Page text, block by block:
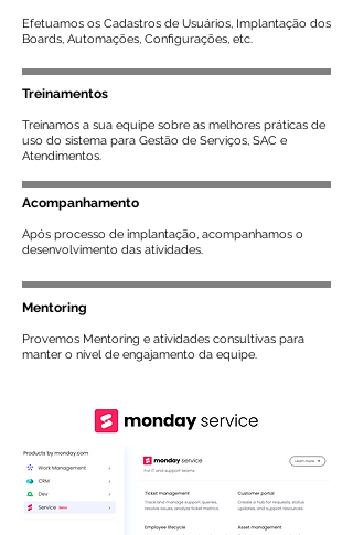
Efetuamos os Cadastros de Usuários, Implantação dos
Boards, Automações, Configurações, etc.
Treinamentos
Treinamos a sua equipe sobre as melhores práticas de
uso do sistema para Gestão de Serviços, SAC e
Atendimentos.
Acompanhamento
Após processo de implantação, acompanhamos o
desenvolvimento das atividades.
Mentoring
Provemos Mentoring e atividades consultivas para
manter o nível de engajamento da equipe.